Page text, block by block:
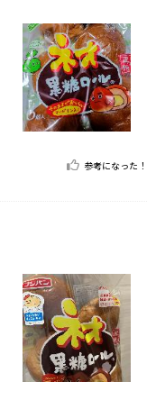
参考になった！